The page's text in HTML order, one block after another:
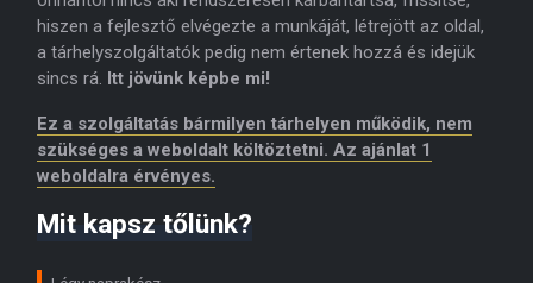
hiszen a fejlesztő elvégezte a munkáját, létrejött az oldal,
a tárhelyszolgáltatók pedig nem értenek hozzá és idejük
sincs rá. Itt jövünk képbe mi!
Ez a szolgáltatás bármilyen tárhelyen működik, nem
szükséges a weboldalt költöztetni. Az ajánlat 1
weboldalra érvényes.
Mit kapsz tőlünk?